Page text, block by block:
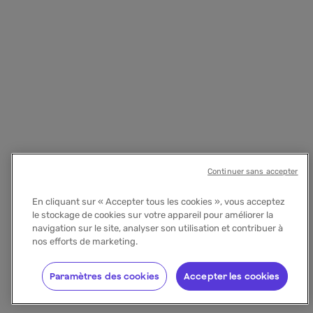
En cliquant sur « Accepter tous les cookies », vous acceptez
le stockage de cookies sur votre appareil pour améliorer la
navigation sur le site, analyser son utilisation et contribuer à
nos efforts de marketing.
Accepter les cookies
Paramètres des cookies
Continuer sans accepter